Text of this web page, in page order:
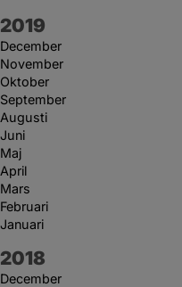
År:
2019
December
November
Oktober
September
Augusti
Juni
Maj
April
Mars
Februari
Januari
År:
2018
December